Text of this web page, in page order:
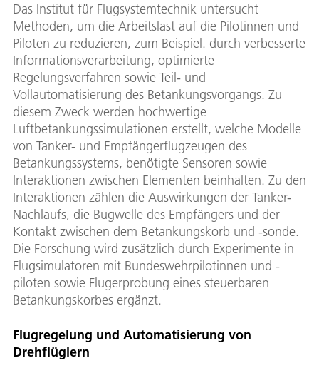
Das Institut für Flugsystemtechnik untersucht
Methoden, um die Arbeitslast auf die Pilotinnen und
Piloten zu reduzieren, zum Beispiel. durch verbesserte
Informationsverarbeitung, optimierte
Regelungsverfahren sowie Teil- und
Vollautomatisierung des Betankungsvorgangs. Zu
diesem Zweck werden hochwertige
Luftbetankungssimulationen erstellt, welche Modelle
von Tanker- und Empfängerflugzeugen des
Betankungssystems, benötigte Sensoren sowie
Interaktionen zwischen Elementen beinhalten. Zu den
Interaktionen zählen die Auswirkungen der Tanker-
Nachlaufs, die Bugwelle des Empfängers und der
Kontakt zwischen dem Betankungskorb und -sonde.
Die Forschung wird zusätzlich durch Experimente in
Flugsimulatoren mit Bundeswehrpilotinnen und -
piloten sowie Flugerprobung eines steuerbaren
Betankungskorbes ergänzt.
Flugregelung und Automatisierung von
Drehflüglern